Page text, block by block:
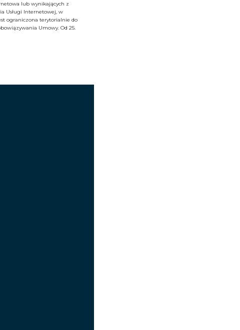
lub wynikających z
Usługi Internetowej, w
ograniczona terytorialnie do
Umowy. Od 25.